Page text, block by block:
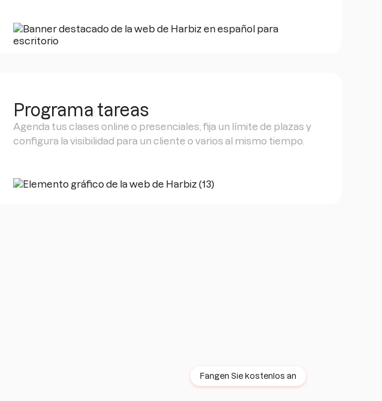
Programa tareas
Agenda tus clases online o presenciales, fija un límite de plazas y
configura la visibilidad para un cliente o varios al mismo tiempo.
Fangen Sie kostenlos an